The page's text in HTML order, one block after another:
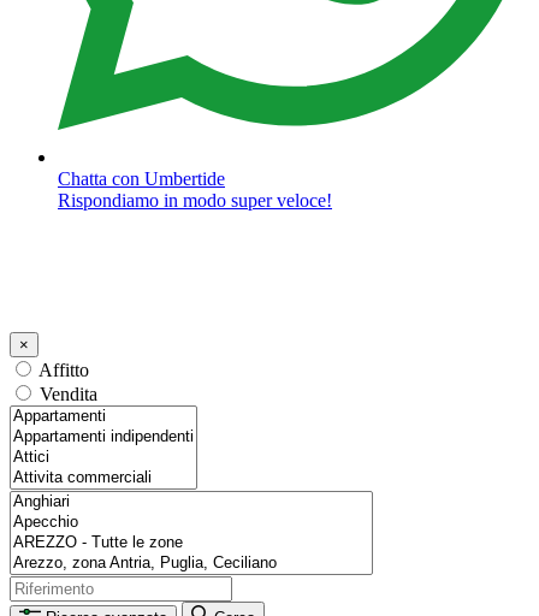
Chatta con Umbertide
Rispondiamo in modo super veloce!
×
Affitto
Vendita